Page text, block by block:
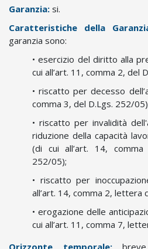
Garanzia: si.
Caratteristiche della
garanzia sono:
• esercizio del diritto alla
cui all’art. 11, comma 2, del
• riscatto per decesso
comma 3, del D.Lgs. 252/
• riscatto per invalidità
riduzione della capacità
(di cui all’art. 14,
252/05);
• riscatto per
all’art. 14, comma 2, lettera
• erogazione delle
cui all’art. 11, comma 7,
Orizzonte temporale:
g
i
i